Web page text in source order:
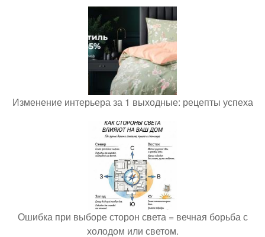
Изменение интерьера за 1 выходные: рецепты успеха
Ошибка при выборе сторон света = вечная борьба с
холодом или светом.